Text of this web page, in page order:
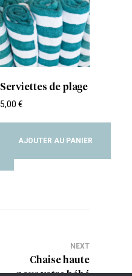
Serviettes de plage
5,00€
AJOUTER AU PANIER
NEXT
Chaise haute